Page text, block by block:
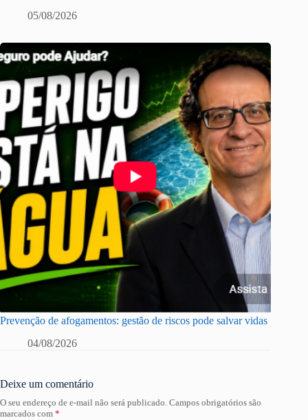
05/08/2026
Prevenção de afogamentos: gestão de riscos pode salvar vidas
04/08/2026
Deixe um comentário
O seu endereço de e-mail não será publicado. Campos obrigatórios são
marcados com *